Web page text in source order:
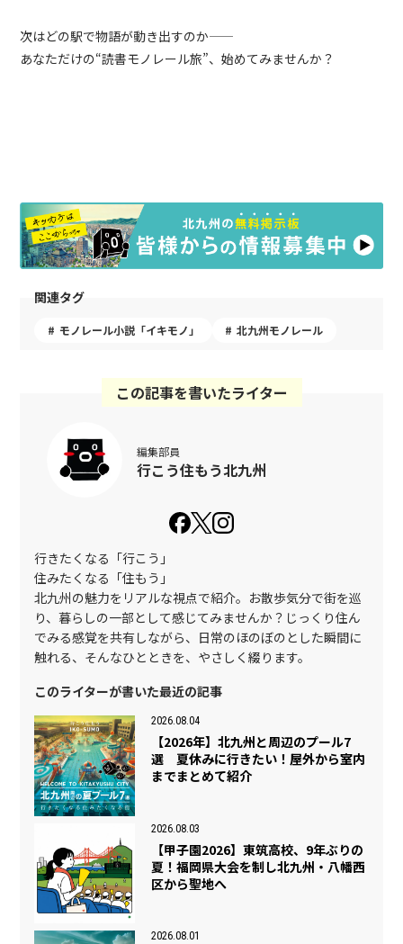
次はどの駅で物語が動き出すのか——
あなただけの“読書モノレール旅”、始めてみませんか？
関連タグ
モノレール小説「イキモノ」 北九州モノレール
この記事を書いたライター
編集部員
行こう住もう北九州
行きたくなる「行こう」
住みたくなる「住もう」
北九州の魅力をリアルな視点で紹介。お散歩気分で街を巡
り、暮らしの一部として感じてみませんか？じっくり住ん
でみる感覚を共有しながら、日常のほのぼのとした瞬間に
触れる、そんなひとときを、やさしく綴ります。
このライターが書いた最近の記事
2026.08.04
【2026年】北九州と周辺のプール7
選 夏休みに行きたい！屋外から室内
までまとめて紹介
2026.08.03
【甲子園2026】東筑高校、9年ぶりの
夏！福岡県大会を制し北九州・八幡西
区から聖地へ
2026.08.01